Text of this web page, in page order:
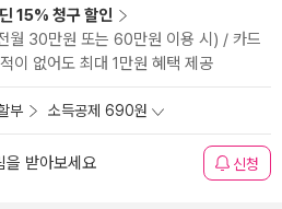
15% 청구 할인
월 30만원 또는 60만원 이용 시) / 카드
이 없어도 최대 1만원 혜택 제공
부 소득공제 690원
을 받아보세요 신청